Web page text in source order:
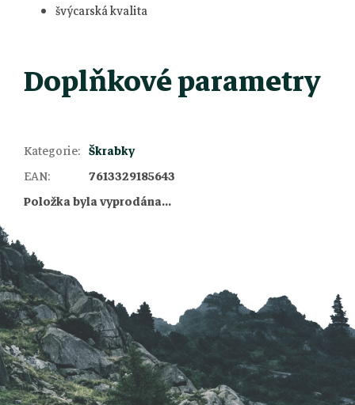
švýcarská kvalita
Doplňkové parametry
Kategorie: Škrabky
EAN:
7613329185643
Položka byla vyprodána…
á
p
a
t
í